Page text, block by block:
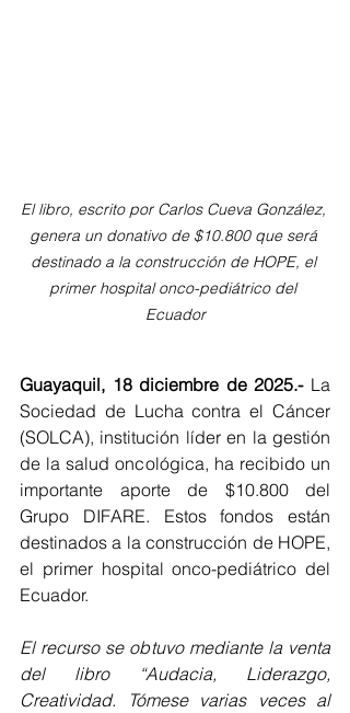
El libro, escrito por Carlos Cueva González,
genera un donativo de $10.800 que será
destinado a la construcción de HOPE, el
primer hospital onco-pediátrico del
Ecuador
Guayaquil, 18 diciembre de 2025.- La
Sociedad de Lucha contra el Cáncer
(SOLCA), institución líder en la gestión
de la salud oncológica, ha recibido un
importante aporte de $10.800 del
Grupo DIFARE. Estos fondos están
destinados a la construcción de HOPE,
el primer hospital onco-pediátrico del
Ecuador.
El recurso se obtuvo mediante la venta
del libro “Audacia, Liderazgo,
Creatividad. Tómese varias veces al